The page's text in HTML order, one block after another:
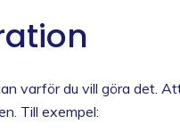
varför du vill göra det.
Till exempel: